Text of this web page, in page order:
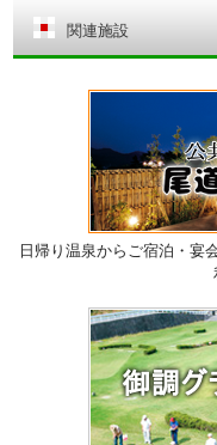
関連施設
日帰り温泉からご宿泊・宴